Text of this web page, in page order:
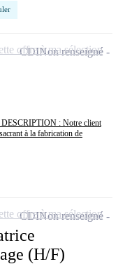
DESCRIPTION : Notre client
à la fabrication de
CDINon renseigné
offre à ma sélection
(H/F)
CDINon renseigné
offre à ma sélection